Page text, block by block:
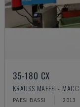
35-180 CX
KRAUSS MAFFEI -
PAESI BASSI 2013